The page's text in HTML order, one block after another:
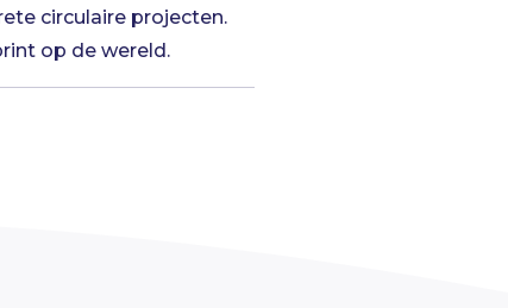
circulaire projecten.
op de wereld.